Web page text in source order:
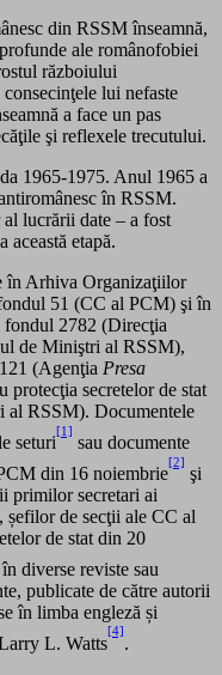
din RSSM înseamnă,
ale românofobiei
războiului
lui nefaste
a face un pas
şi reflexele trecutului.
1965-1975. Anul 1965 a
în RSSM.
lucrării date – a fost
această etapă.
în Arhiva Organizaţiilor
51 (CC al PCM) şi în
2782 (Direcţia
de Miniştri al RSSM),
(Agenţia Presa
protecţia secretelor de stat
al RSSM). Documentele
seturi
[1]
sau documente
din 16 noiembrie
[2]
şi
primilor secretari ai
șefilor de secţii ale CC al
de stat din 20
diverse reviste sau
publicate de către autorii
în limba engleză și
L. Watts
[4]